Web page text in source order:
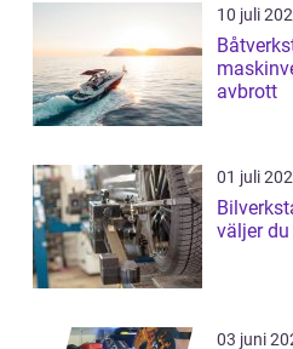
10 juli
avbrott
01 juli
väljer
03 juni